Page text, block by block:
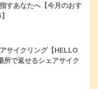
すあなたへ【今月のおす
サイクリング【HELLO
所で返せるシェアサイク